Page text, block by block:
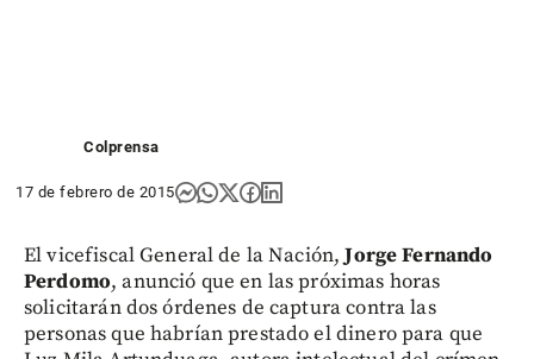
Colprensa
17 de febrero de 2015
El vicefiscal General de la Nación,Jorge Fernando
Perdomo, anunció que en las próximas horas
solicitarán dos órdenes de captura contra las
personas que habrían prestado el dinero para que